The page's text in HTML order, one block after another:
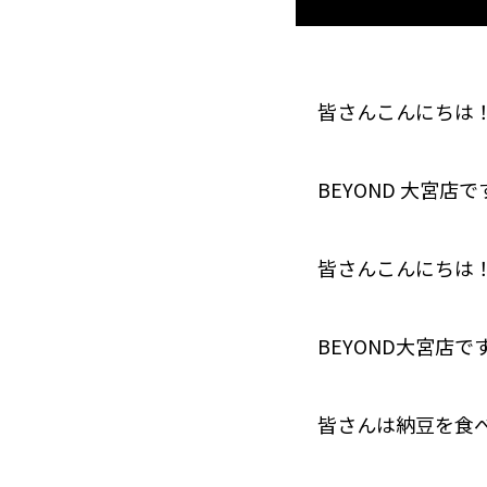
皆さんこんにちは！
BEYOND 大宮店で
皆さんこんにちは！
BEYOND大宮店で
皆さんは納豆を食